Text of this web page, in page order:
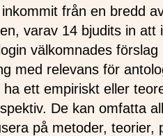
från en bredd
varav 14 bjudits in att
välkomnades
med relevans för
ett empiriskt eller
De kan omfatta
på metoder, teorier,